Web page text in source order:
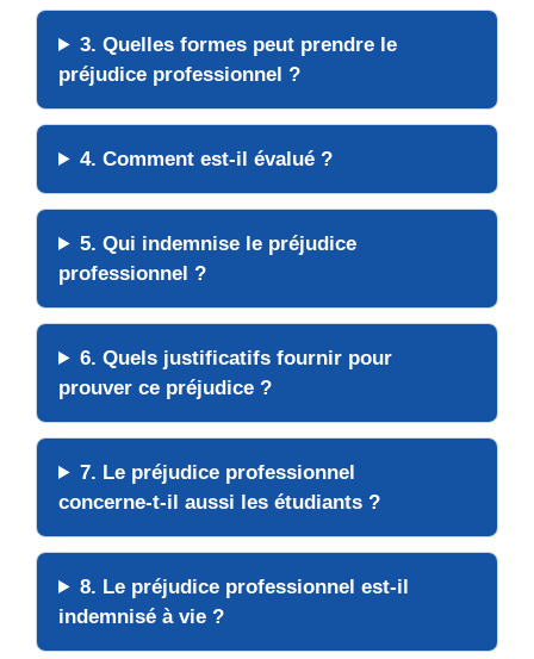
3. Quelles formes peut prendre le
préjudice professionnel ?
4. Comment est-il évalué ?
5. Qui indemnise le préjudice
professionnel ?
6. Quels justificatifs fournir pour
prouver ce préjudice ?
7. Le préjudice professionnel
concerne-t-il aussi les étudiants ?
8. Le préjudice professionnel est-il
indemnisé à vie ?